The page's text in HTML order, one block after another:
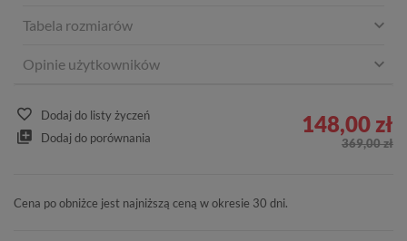
Tabela rozmiarów
Opinie użytkowników
Dodaj do listy życzeń
Dodaj do porównania
148,00 zł
369,00 zł
Cena po obniżce jest najniższą ceną w okresie 30 dni.